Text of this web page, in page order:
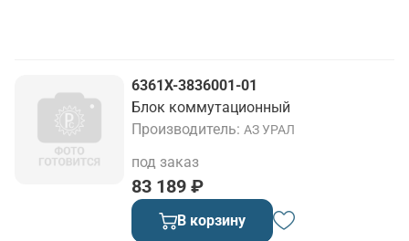
6361Х-3836001-01
Блок коммутационный
Производитель АЗ УРАЛ
83 189 ₽
под заказ
В корзину